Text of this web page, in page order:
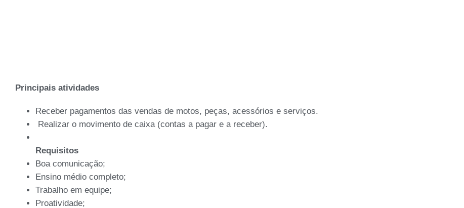
Principais atividades
Receber pagamentos das vendas de motos, peças, acessórios e serviços.
Realizar o movimento de caixa (contas a pagar e a receber).
Requisitos
Boa comunicação;
Ensino médio completo;
Trabalho em equipe;
Proatividade;